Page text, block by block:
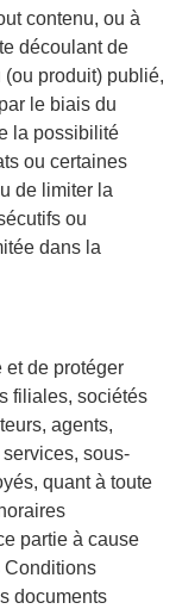
contenu, ou à
découlant de
(ou produit) publié,
le biais du
la possibilité
ou certaines
de limiter la
ou
dans la
et de protéger
filiales, sociétés
agents,
sous-
quant à toute
partie à cause
Conditions
documents